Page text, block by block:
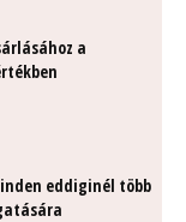
a
eddiginél több